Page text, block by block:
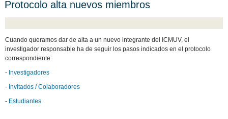
Protocolo alta nuevos miembros
Cuando queramos dar de alta a un nuevo integrante del ICMUV, el
investigador responsable ha de seguir los pasos indicados en el protocolo
correspondiente:
- Investigadores
- Invitados / Colaboradores
- Estudiantes